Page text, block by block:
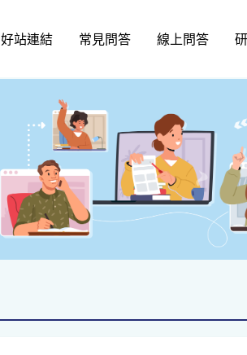
好站連結 常見問答 線上問答